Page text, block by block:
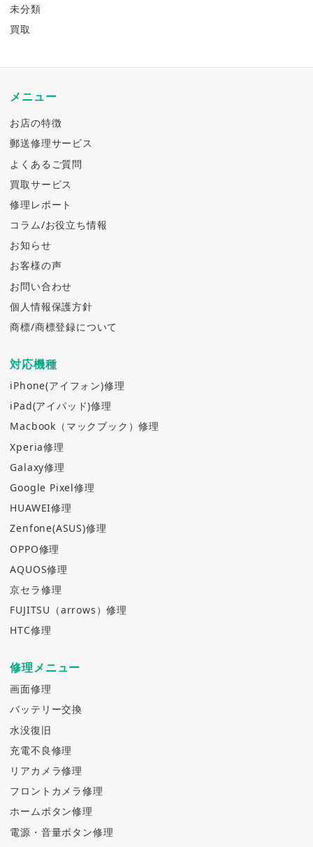
未分類
買取
メニュー
お店の特徴
郵送修理サービス
よくあるご質問
買取サービス
修理レポート
コラム/お役立ち情報
お知らせ
お客様の声
お問い合わせ
個人情報保護方針
商標/商標登録について
対応機種
iPhone(アイフォン)修理
iPad(アイパッド)修理
Macbook（マックブック）修理
Xperia修理
Galaxy修理
Google Pixel修理
HUAWEI修理
Zenfone(ASUS)修理
OPPO修理
AQUOS修理
京セラ修理
FUJITSU（arrows）修理
HTC修理
修理メニュー
画面修理
バッテリー交換
水没復旧
充電不良修理
リアカメラ修理
フロントカメラ修理
ホームボタン修理
電源・音量ボタン修理